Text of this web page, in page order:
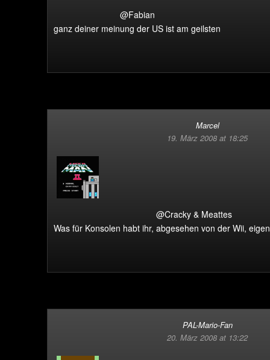
@Fabian
ganz deiner meinung der US ist am geilsten
Marcel
19. März 2008 at 18:25
@Cracky & Meattes
Was für Konsolen habt ihr, abgesehen von der Wii,
PAL-Mario-Fan
20. März 2008 at 13:22